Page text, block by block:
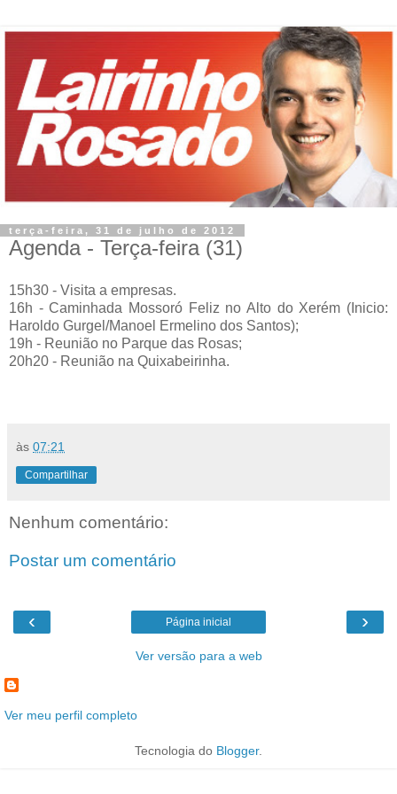
terça-feira, 31 de julho de 2012
Agenda - Terça-feira (31)
15h30 - Visita a empresas.
16h - Caminhada Mossoró Feliz no Alto do Xerém ( Inicio:
Haroldo Gurgel/Manoel Ermelino dos Santos);
19h - Reunião no Parque das Rosas;
20h20 - Reunião na Quixabeirinha.
às 07:21
Compartilhar
Nenhum comentário:
Postar um comentário
‹ ›
Página inicial
Ver versão para a web
Ver meu perfil completo
Tecnologia do Blogger.